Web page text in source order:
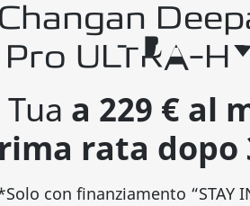
Changan
Pro ULTRA-
Tua a 229 € al
rata dopo
con finanziamento “STAY